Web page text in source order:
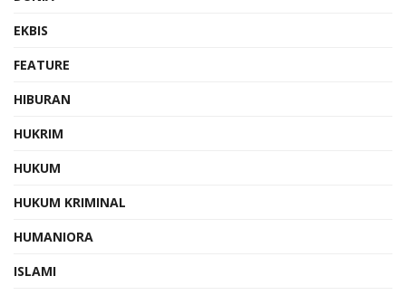
EKBIS
FEATURE
HIBURAN
HUKRIM
HUKUM
HUKUM KRIMINAL
HUMANIORA
ISLAMI